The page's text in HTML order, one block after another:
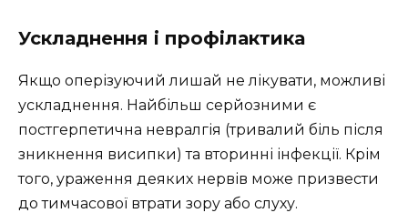
Ускладнення і профілактика
Якщо оперізуючий лишай не лікувати, можливі
ускладнення. Найбільш серйозними є
постгерпетична невралгія (тривалий біль після
зникнення висипки) та вторинні інфекції. Крім
того, ураження деяких нервів може призвести
до тимчасової втрати зору або слуху.